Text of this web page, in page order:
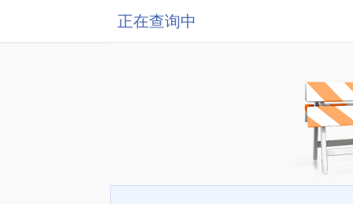
正在查询中